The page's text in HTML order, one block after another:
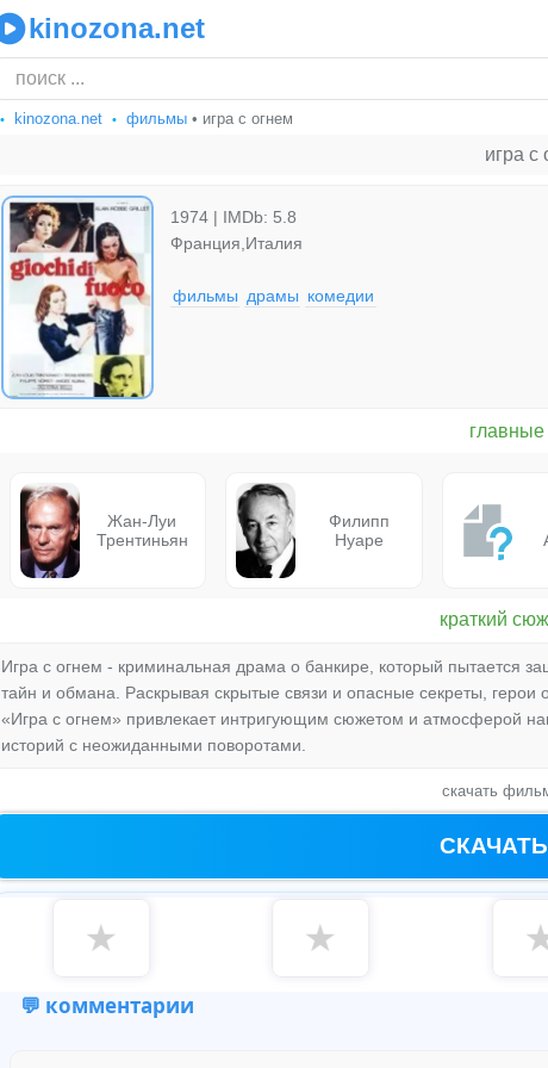
kinozona.net
kinozona.net фильмы• игра с огнем
игра с
1974 | IMDb: 5.8
Франция,Италия
фильмы драмы комедии
Жан-Луи
Трентиньян
Филипп
Нуаре
краткий
Игра с огнем - криминальная драма о банкире, который пытается
тайн и обмана. Раскрывая скрытые связи и опасные секреты, герои
«Игра с огнем» привлекает интригующим сюжетом и атмосферой
историй с неожиданными поворотами.
скачать
★ ★
💬 комментарии